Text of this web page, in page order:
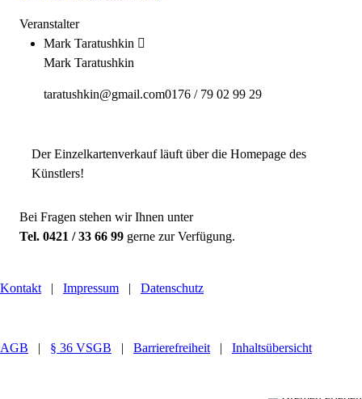
Veranstalter
Mark Taratushkin
Mark Taratushkin
taratushkin@gmail.com0176 / 79 02 99 29
Der Einzelkartenverkauf läuft über die Homepage des
Künstlers!
Bei Fragen stehen wir Ihnen unter
Tel. 0421 / 33 66 99 gerne zur Verfügung.
Kontakt | Impressum | Datenschutz
AGB | § 36 VSGB | Barrierefreiheit | Inhaltsübersicht